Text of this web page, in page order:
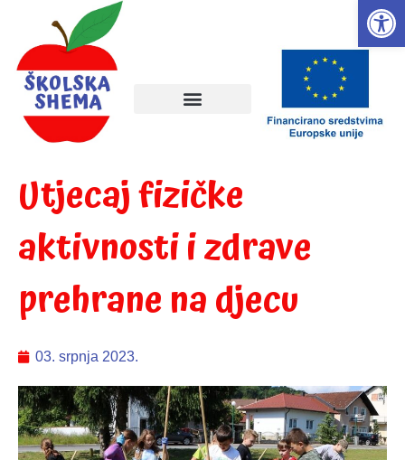
Utjecaj fizičke
aktivnosti i zdrave
prehrane na djecu
03. srpnja 2023.